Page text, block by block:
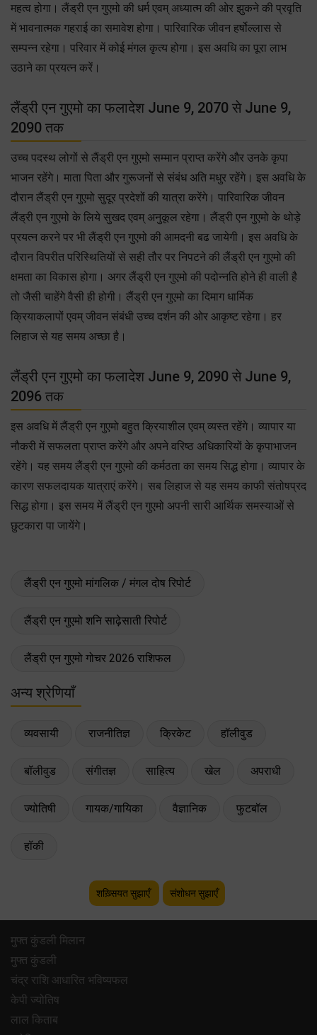
महत्व होगा। लैंड्री एन गुएमो की धर्म एवम् अध्यात्म की ओर झुकने की प्रवृति
में भावनात्मक गहराई का समावेश होगा। पारिवारिक जीवन हर्षोल्लास से
सम्पन्न रहेगा। परिवार में कोई मंगल कृत्य होगा। इस अवधि का पूरा लाभ
उठाने का प्रयत्न करें।
लैंड्री एन गुएमो का फलादेश June 9, 2070 से June 9,
2090 तक
उच्च पदस्थ लोगों से लैंड्री एन गुएमो सम्मान प्राप्त करेंगे और उनके कृपा
भाजन रहेंगे। माता पिता और गुरूजनों से संबंध अति मधुर रहेंगे। इस अवधि के
दौरान लैंड्री एन गुएमो सुदूर प्रदेशों की यात्रा करेंगे। पारिवारिक जीवन
लैंड्री एन गुएमो के लिये सुखद एवम् अनुकूल रहेगा। लैंड्री एन गुएमो के थोड़े
प्रयत्न करने पर भी लैंड्री एन गुएमो की आमदनी बढ जायेगी। इस अवधि के
दौरान विपरीत परिस्थितियों से सही तौर पर निपटने की लैंड्री एन गुएमो की
क्षमता का विकास होगा। अगर लैंड्री एन गुएमो की पदोन्नति होने ही वाली है
तो जैसी चाहेंगे वैसी ही होगी। लैंड्री एन गुएमो का दिमाग धार्मिक
क्रियाकलापों एवम् जीवन संबंधी उच्च दर्शन की ओर आकृष्ट रहेगा। हर
लिहाज से यह समय अच्छा है।
लैंड्री एन गुएमो का फलादेश June 9, 2090 से June 9,
2096 तक
इस अवधि में लैंड्री एन गुएमो बहुत क्रियाशील एवम् व्यस्त रहेंगे। व्यापार या
नौकरी में सफलता प्राप्त करेंगे और अपने वरिष्ठ अधिकारियों के कृपाभाजन
रहेंगे। यह समय लैंड्री एन गुएमो की कर्मठता का समय सिद्ध होगा। व्यापार के
कारण सफलदायक यात्राएं करेंगे। सब लिहाज से यह समय काफी संतोषप्रद
सिद्ध होगा। इस समय में लैंड्री एन गुएमो अपनी सारी आर्थिक समस्याओं से
छुटकारा पा जायेंगे।
लैंड्री एन गुएमो मांगलिक / मंगल दोष रिपोर्ट
लैंड्री एन गुएमो शनि साढ़ेसाती रिपोर्ट
लैंड्री एन गुएमो गोचर 2026 राशिफल
अन्य श्रेणियाँ
व्यवसायी राजनीतिज्ञ क्रिकेट हॉलीवुड
बॉलीवुड संगीतज्ञ साहित्य खेल अपराधी
ज्योतिषी गायक/गायिका वैज्ञानिक फुटबॉल
हॉकी
शख़्सियत सुझाएँ संशोधन सुझाएँ
मुफ्त कुंडली मिलान
मुफ्त कुंडली
चंद्र राशि आधारित भविष्यफल
केपी ज्योतिष
लाल किताब